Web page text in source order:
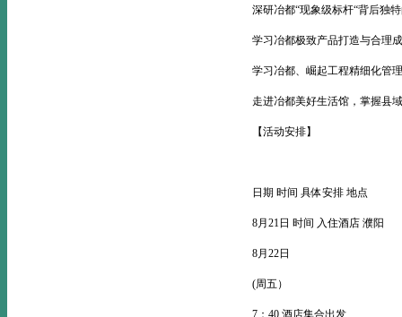
深研冶都“现象级标杆“背后独
学习冶都极致产品打造与合理
学习冶都、崛起工程精细化管
走进冶都美好生活馆，掌握县
【活动安排】
日期 时间 具体安排 地点
8月21日 时间 入住酒店 濮阳
8月22日
(周五）
7：40 酒店集合出发